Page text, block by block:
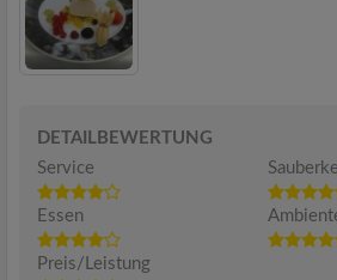
DETAILBEWERTUNG
Service
Essen
Preis/Leistung